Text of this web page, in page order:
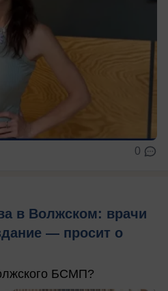
0
в Волжском: врачи
— просит о
БСМП?